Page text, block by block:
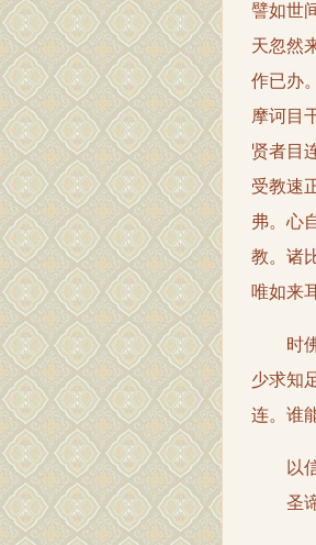
譬如世
天忽然
作已办
摩诃目
贤者目
受教速
弗。心
教。诸
唯如来
时佛
少求知
连。谁
以信
圣谛